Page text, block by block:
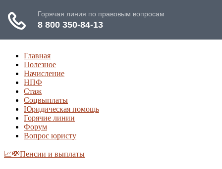
Главная
Полезное
Начисление
НПФ
Стаж
Соцвыплаты
Юридическая помощь
Горячие линии
Форум
Вопрос юристу
📈💸Пенсии и выплаты